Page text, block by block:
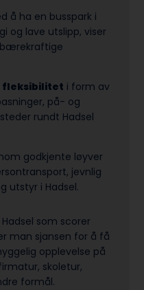
å ha en busspark i
og lave utslipp, viser
fleksibilitet i form av
på- og
rundt Hadsel
godkjente løyver
jevnlig
utstyr i Hadsel.
som scorer
man sjansen for å få
opplevelse på
skoletur,
formål.